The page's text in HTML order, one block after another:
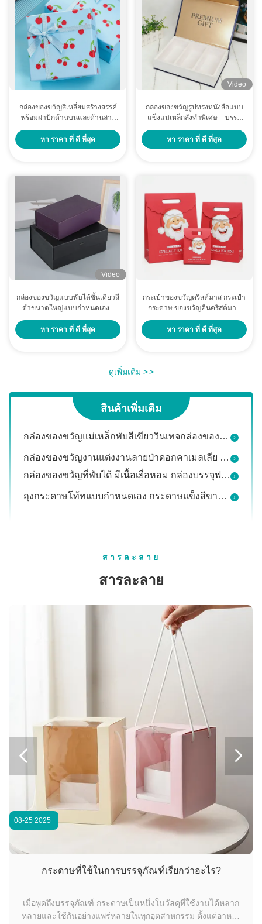
กล่องของขวัญสี่เหลี่ยมสร้างสรรค์
พร้อมฝาปักด้านบนและด้านล่าง
หา ราคา ที่ ดี ที่สุด
Video
กล่องของขวัญรูปทรงหนังสือแบบ
แข็งแม่เหล็กสั่งทำพิเศษ – บรรจุ
ฟอยล์ทองและพิมพ์ UV
หา ราคา ที่ ดี ที่สุด
Video
กล่องของขวัญแบบพับได้ชิ้นเดียวสี
ดำขนาดใหญ่แบบกำหนดเอง -
บรรจุภัณฑ์แบบพับได้ระดับ
พรีเมียมสำหรับของขวัญขนาด
ใหญ่
หา ราคา ที่ ดี ที่สุด
กระเป๋าของขวัญคริสต์มาส กระเป๋า
กระดาษ ของขวัญคืนคริสต์มาส
การให้กระเป๋าถือ กระเป๋าของขวัญ
กระเป๋าของขวัญใหญ่ กระเป๋าบรรจุ
ของขวัญ
หา ราคา ที่ ดี ที่สุด
ดูเพิ่มเติม >>
สินค้าเพิ่มเติม
ถุงช้อปปิ้ง กระดาษคราฟท์ สีขาว เรียบง่าย ถุงของขวัญกระดาษคราฟท์ ขนาด 24 x 10 x 17 ซม.
กระเป๋ากระดาษช้อปปิ้งสาวๆ หัวใจรูปแบบ กระดาษ Kraft กระเป๋าของขวัญ
ถุงกระดาษช้อปปิ้งแบบใช้ซ้ำได้ ขนาดที่กำหนดเอง ถุงกระดาษคราฟท์ช้อปปิ้ง หน้าต่างใส
กล่องของขวัญแม่เหล็กพับสีเขียววินเทจกล่องของขวัญคริสต์มาส ล็อกโก้พิมพ์
กล่องของขวัญที่พับได้ มีเนื้อเยื่อหอม กล่องบรรจุฟอยล์ทองที่สามารถปรับแต่งได้
ถุงกระดาษโท้ทแบบกำหนดเอง กระดาษแข็งสีขาว ถุงของขวัญ ขนาด 36 ซม. x 25 ซม. x 12 ซม.
21 X 13 X 15cm กล่องกระดาษบรรจุ กล่องทอดขนมปังที่กําหนดเอง
กล่องบรรจุกาแฟ 10 ซม.
กระเป๋าสตางค์ช้อปปิ้งกระดาษที่ใช้ในมือ กระเป๋าสตางค์ของขวัญวันเกิดแบบ INS
กล่องของขวัญงานแต่งงานลายป่าดอกคาเมลเลีย กล่องของขวัญแบบพับได้สีแชมเปญ พร้อมแม่เหล็กปิดลายดอกไม้
สารละลาย
สารละลาย
08-25 2025
กระดาษที่ใช้ในการบรรจุภัณฑ์เรียกว่าอะไร?
เมื่อพูดถึงบรรจุภัณฑ์ กระดาษเป็นหนึ่งในวัสดุที่ใช้งานได้หลาก
หลายและใช้กันอย่างแพร่หลายในทุกอุตสาหกรรม ตั้งแต่อาหาร
 